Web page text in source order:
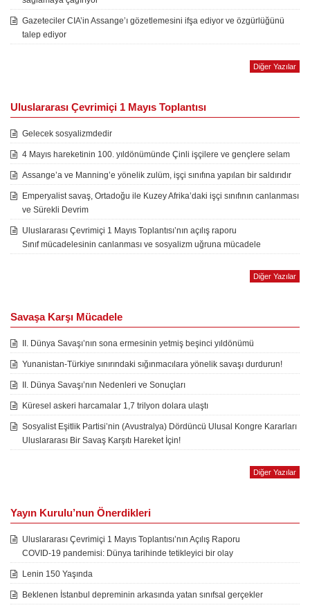
Gazeteciler CIA’in Assange’ı gözetlemesini ifşa ediyor ve özgürlüğünü
talep ediyor
Diğer Yazılar
Uluslararası Çevrimiçi 1 Mayıs Toplantısı
Gelecek sosyalizmdedir
4 Mayıs hareketinin 100. yıldönümünde Çinli işçilere ve gençlere selam
Assange’a ve Manning’e yönelik zulüm, işçi sınıfına yapılan bir saldırıdır
Emperyalist savaş, Ortadoğu ile Kuzey Afrika’daki işçi sınıfının canlanması
ve Sürekli Devrim
Uluslararası Çevrimiçi 1 Mayıs Toplantısı’nın açılış raporu
Sınıf mücadelesinin canlanması ve sosyalizm uğruna mücadele
Diğer Yazılar
Savaşa Karşı Mücadele
II. Dünya Savaşı’nın sona ermesinin yetmiş beşinci yıldönümü
Yunanistan-Türkiye sınırındaki sığınmacılara yönelik savaşı durdurun!
II. Dünya Savaşı’nın Nedenleri ve Sonuçları
Küresel askeri harcamalar 1,7 trilyon dolara ulaştı
Sosyalist Eşitlik Partisi’nin (Avustralya) Dördüncü Ulusal Kongre Kararları
Uluslararası Bir Savaş Karşıtı Hareket İçin!
Diğer Yazılar
Yayın Kurulu’nun Önerdikleri
Uluslararası Çevrimiçi 1 Mayıs Toplantısı’nın Açılış Raporu
COVID-19 pandemisi: Dünya tarihinde tetikleyici bir olay
Lenin 150 Yaşında
Beklenen İstanbul depreminin arkasında yatan sınıfsal gerçekler